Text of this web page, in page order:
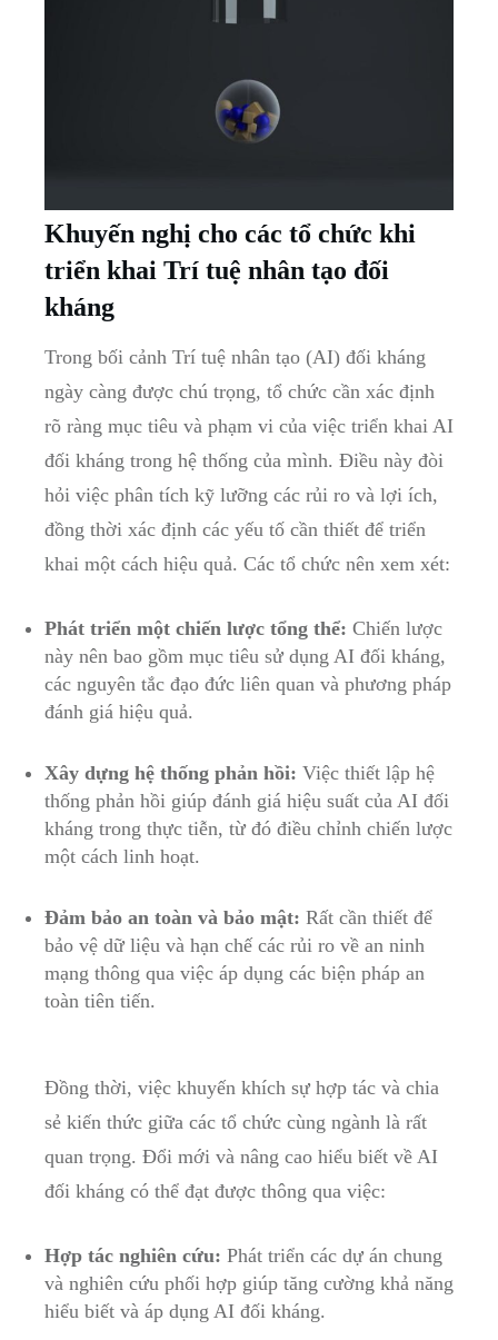
Khuyến nghị cho các‍ tổ chức ⁢khi
triển⁤ khai Trí tuệ nhân tạo đối
kháng
Trong bối cảnh Trí tuệ nhân tạo (AI) đối kháng
ngày⁤ càng được chú trọng, tổ chức cần xác định⁤
rõ ràng mục tiêu và phạm ‍vi của việc triển khai AI‍
đối kháng trong hệ thống của mình. Điều này đòi
hỏi việc‌ phân tích kỹ lưỡng các rủi ro và lợi ích,
đồng thời xác định ⁣các yếu tố cần thiết để triển
⁣khai ‌một ​cách hiệu quả. Các ⁤tổ chức nên xem ⁤xét:
Phát⁤ triển một chiến⁣ lược tổng thể: Chiến lược
này nên bao gồm mục tiêu sử dụng AI đối kháng,
các nguyên tắc‍ đạo⁣ đức liên quan và phương pháp
đánh ‍giá hiệu quả.
Xây dựng hệ thống phản hồi: Việc thiết lập hệ
thống phản hồi giúp đánh giá hiệu suất của‌ AI đối
kháng trong thực tiễn, từ đó điều chỉnh chiến lược‍
một cách linh hoạt.
Đảm bảo an toàn và bảo mật: Rất​ cần thiết để
bảo vệ ​dữ liệu và hạn chế các rủi ro về an ninh
mạng thông qua việc áp​ dụng các biện pháp ⁤an
toàn tiên tiến.
Đồng thời, việc khuyến ‌khích sự hợp tác và‌ chia
sẻ kiến thức giữa các tổ chức cùng ngành là rất
quan trọng. Đổi mới và nâng cao hiểu ⁣biết về AI
đối ‌kháng có thể⁣ đạt được​ thông qua⁣ việc:
Hợp tác⁢ nghiên cứu: Phát‍ triển các dự án chung
và nghiên cứu phối hợp giúp tăng ⁢cường khả năng
hiểu biết và áp dụng AI đối ‌kháng.